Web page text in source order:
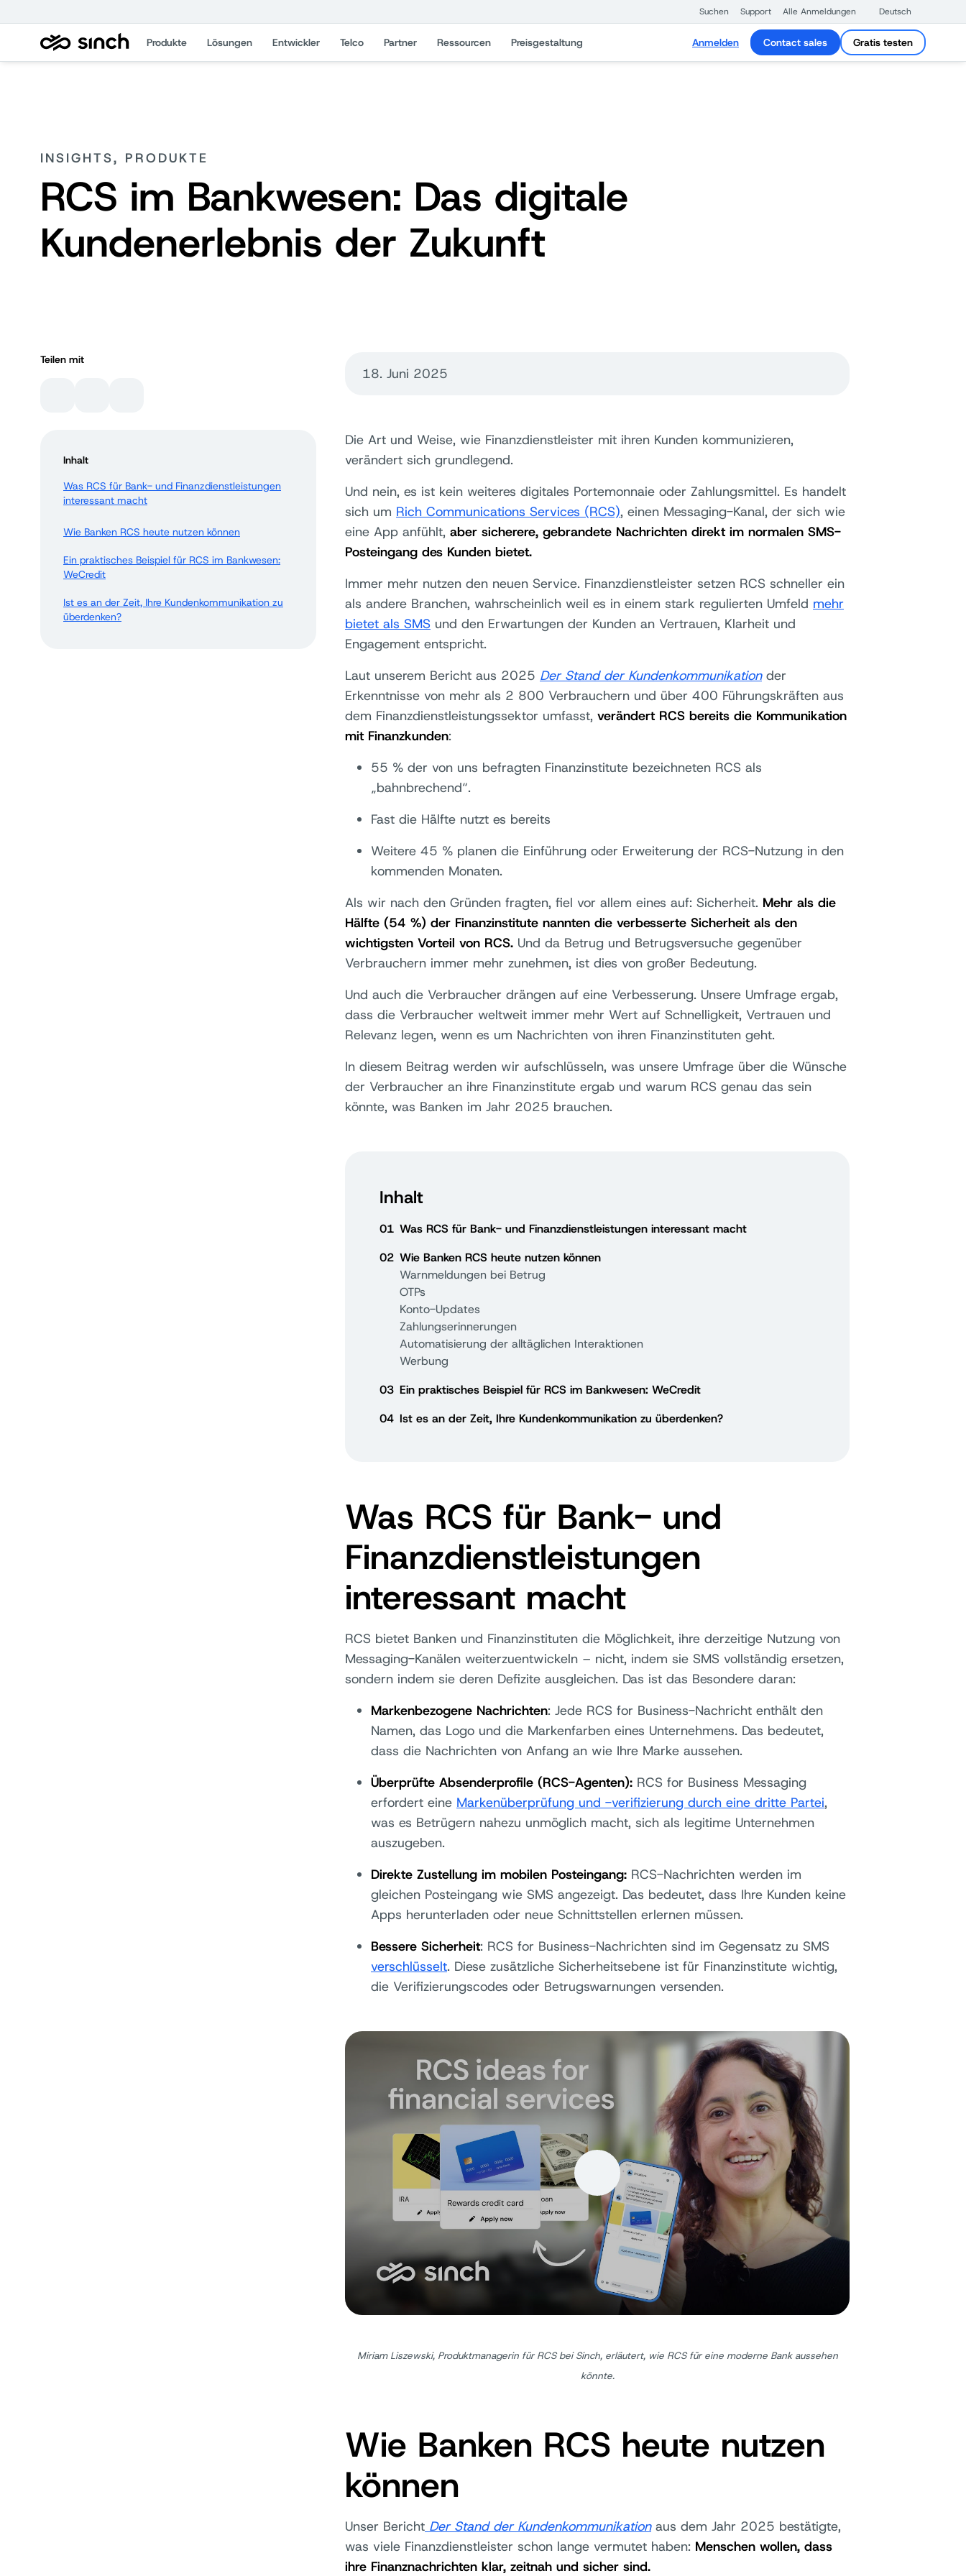
Suchen Support Alle Anmeldungen Deutsch
Produkte Lösungen Entwickler Telco Partner Ressourcen Preisgestaltung Anmelden Contact sales Gratis testen
INSIGHTS, PRODUKTE
RCS im Bankwesen: Das digitale
Kundenerlebnis der Zukunft
Teilen mit
Inhalt
Was RCS für Bank- und Finanzdienstleistungen
interessant macht
Wie Banken RCS heute nutzen können
Ein praktisches Beispiel für RCS im Bankwesen:
WeCredit
Ist es an der Zeit, Ihre Kundenkommunikation zu
überdenken?
18. Juni 2025
Die Art und Weise, wie Finanzdienstleister mit ihren Kunden kommunizieren,
verändert sich grundlegend.
Und nein, es ist kein weiteres digitales Portemonnaie oder Zahlungsmittel. Es handelt
sich um Rich Communications Services (RCS), einen Messaging-Kanal, der sich wie
eine App anfühlt, aber sicherere, gebrandete Nachrichten direkt im normalen SMS-
Posteingang des Kunden bietet.
Immer mehr nutzen den neuen Service. Finanzdienstleister setzen RCS schneller ein
als andere Branchen, wahrscheinlich weil es in einem stark regulierten Umfeld mehr
bietet als SMS und den Erwartungen der Kunden an Vertrauen, Klarheit und
Engagement entspricht.
Laut unserem Bericht aus 2025 Der Stand der Kundenkommunikationder
Erkenntnisse von mehr als 2 800 Verbrauchern und über 400 Führungskräften aus
dem Finanzdienstleistungssektor umfasst, verändert RCS bereits die Kommunikation
mit Finanzkunden:
55 % der von uns befragten Finanzinstitute bezeichneten RCS als
„bahnbrechend“.
Fast die Hälfte nutzt es bereits
Weitere 45 % planen die Einführung oder Erweiterung der RCS-Nutzung in den
kommenden Monaten.
Als wir nach den Gründen fragten, fiel vor allem eines auf: Sicherheit. Mehr als die
Hälfte (54 %) der Finanzinstitute nannten die verbesserte Sicherheit als den
wichtigsten Vorteil von RCS. Und da Betrug und Betrugsversuche gegenüber
Verbrauchern immer mehr zunehmen, ist dies von großer Bedeutung.
Und auch die Verbraucher drängen auf eine Verbesserung. Unsere Umfrage ergab,
dass die Verbraucher weltweit immer mehr Wert auf Schnelligkeit, Vertrauen und
Relevanz legen, wenn es um Nachrichten von ihren Finanzinstituten geht.
In diesem Beitrag werden wir aufschlüsseln, was unsere Umfrage über die Wünsche
der Verbraucher an ihre Finanzinstitute ergab und warum RCS genau das sein
könnte, was Banken im Jahr 2025 brauchen.
Inhalt
01 Was RCS für Bank- und Finanzdienstleistungen interessant macht
02 Wie Banken RCS heute nutzen können
Warnmeldungen bei Betrug
OTPs
Konto-Updates
Zahlungserinnerungen
Automatisierung der alltäglichen Interaktionen
Werbung
03 Ein praktisches Beispiel für RCS im Bankwesen: WeCredit
04 Ist es an der Zeit, Ihre Kundenkommunikation zu überdenken?
Was RCS für Bank- und
Finanzdienstleistungen
interessant macht
RCS bietet Banken und Finanzinstituten die Möglichkeit, ihre derzeitige Nutzung von
Messaging-Kanälen weiterzuentwickeln – nicht, indem sie SMS vollständig ersetzen,
sondern indem sie deren Defizite ausgleichen. Das ist das Besondere daran:
Markenbezogene Nachrichten: Jede RCS for Business-Nachricht enthält den
Namen, das Logo und die Markenfarben eines Unternehmens. Das bedeutet,
dass die Nachrichten von Anfang an wie Ihre Marke aussehen.
Überprüfte Absenderprofile (RCS-Agenten): RCS for Business Messaging
erfordert eine Markenüberprüfung und -verifizierung durch eine dritte Partei,
was es Betrügern nahezu unmöglich macht, sich als legitime Unternehmen
auszugeben.
Direkte Zustellung im mobilen Posteingang: RCS-Nachrichten werden im
gleichen Posteingang wie SMS angezeigt. Das bedeutet, dass Ihre Kunden keine
Apps herunterladen oder neue Schnittstellen erlernen müssen.
Bessere Sicherheit: RCS for Business-Nachrichten sind im Gegensatz zu SMS
verschlüsselt. Diese zusätzliche Sicherheitsebene ist für Finanzinstitute wichtig,
die Verifizierungscodes oder Betrugswarnungen versenden.
Miriam Liszewski, Produktmanagerin für RCS bei Sinch, erläutert, wie RCS für eine moderne Bank aussehen
könnte.
Wie Banken RCS heute nutzen
können
Unser Bericht Der Stand der Kundenkommunikation aus dem Jahr 2025 bestätigte,
was viele Finanzdienstleister schon lange vermutet haben: Menschen wollen, dass
ihre Finanznachrichten klar, zeitnah und sicher sind.